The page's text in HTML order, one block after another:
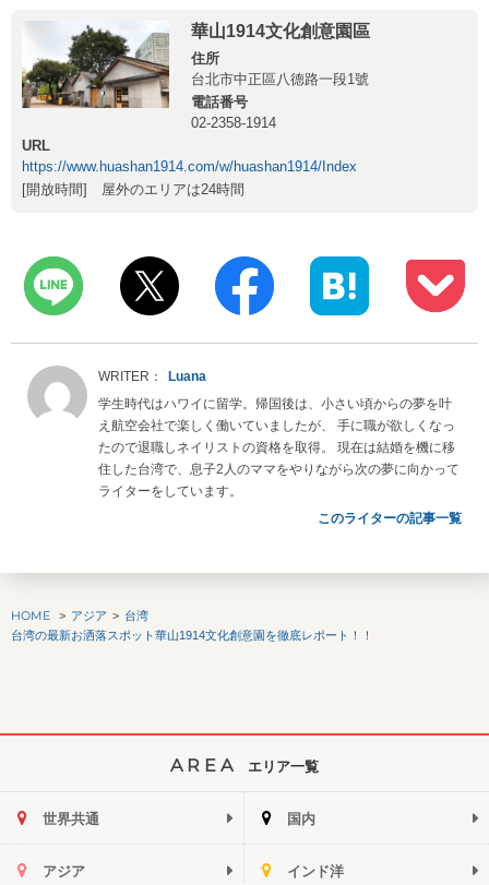
華山1914文化創意園區
住所
台北市中正區八德路一段1號
電話番号
02-2358-1914
URL
https://www.huashan1914.com/w/huashan1914/Index
[開放時間] 屋外のエリアは24時間
Luana
学生時代はハワイに留学。帰国後は、小さい頃からの夢を叶
え航空会社で楽しく働いていましたが、 手に職が欲しくなっ
たので退職しネイリストの資格を取得。 現在は結婚を機に移
住した台湾で、息子2人のママをやりながら次の夢に向かって
ライターをしています。
このライターの記事一覧
HOME アジア
台湾
台湾の最新お洒落スポット華山1914文化創意園を徹底レポート！！
AREA エリア一覧
世界共通 国内
アジア インド洋